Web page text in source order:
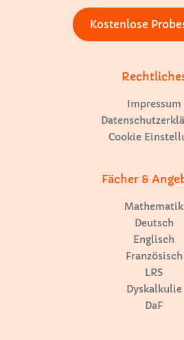
Kostenlose
Impressum
Cookie
Fächer &
Mathematik
Deutsch
Englisch
Französisch
LRS
Dyskalkulie
DaF